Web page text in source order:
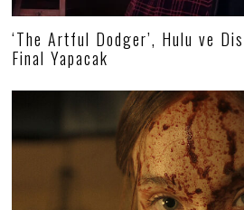
‘The Artful Dodger’, Hulu ve
Final Yapacak